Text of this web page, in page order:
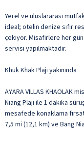
Yerel ve uluslararası
ideal; otelin denize sıfır
çekiyor. Misafirlere her gün
servisi yapılmaktadır.
Khuk Khak Plajı yakınında
AYARA VILLAS KHAOLAK
Niang Plajı ile 1 dakika
mesafede konaklama
7,5 mi (12,1 km) ve Bang